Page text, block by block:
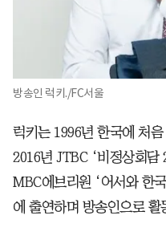
방송인 럭키./FC서울
럭키는 1996년 한국에 처
2016년 JTBC ‘비정상회담
MBC에브리원 ‘어서와 한
에 출연하며 방송인으로 활